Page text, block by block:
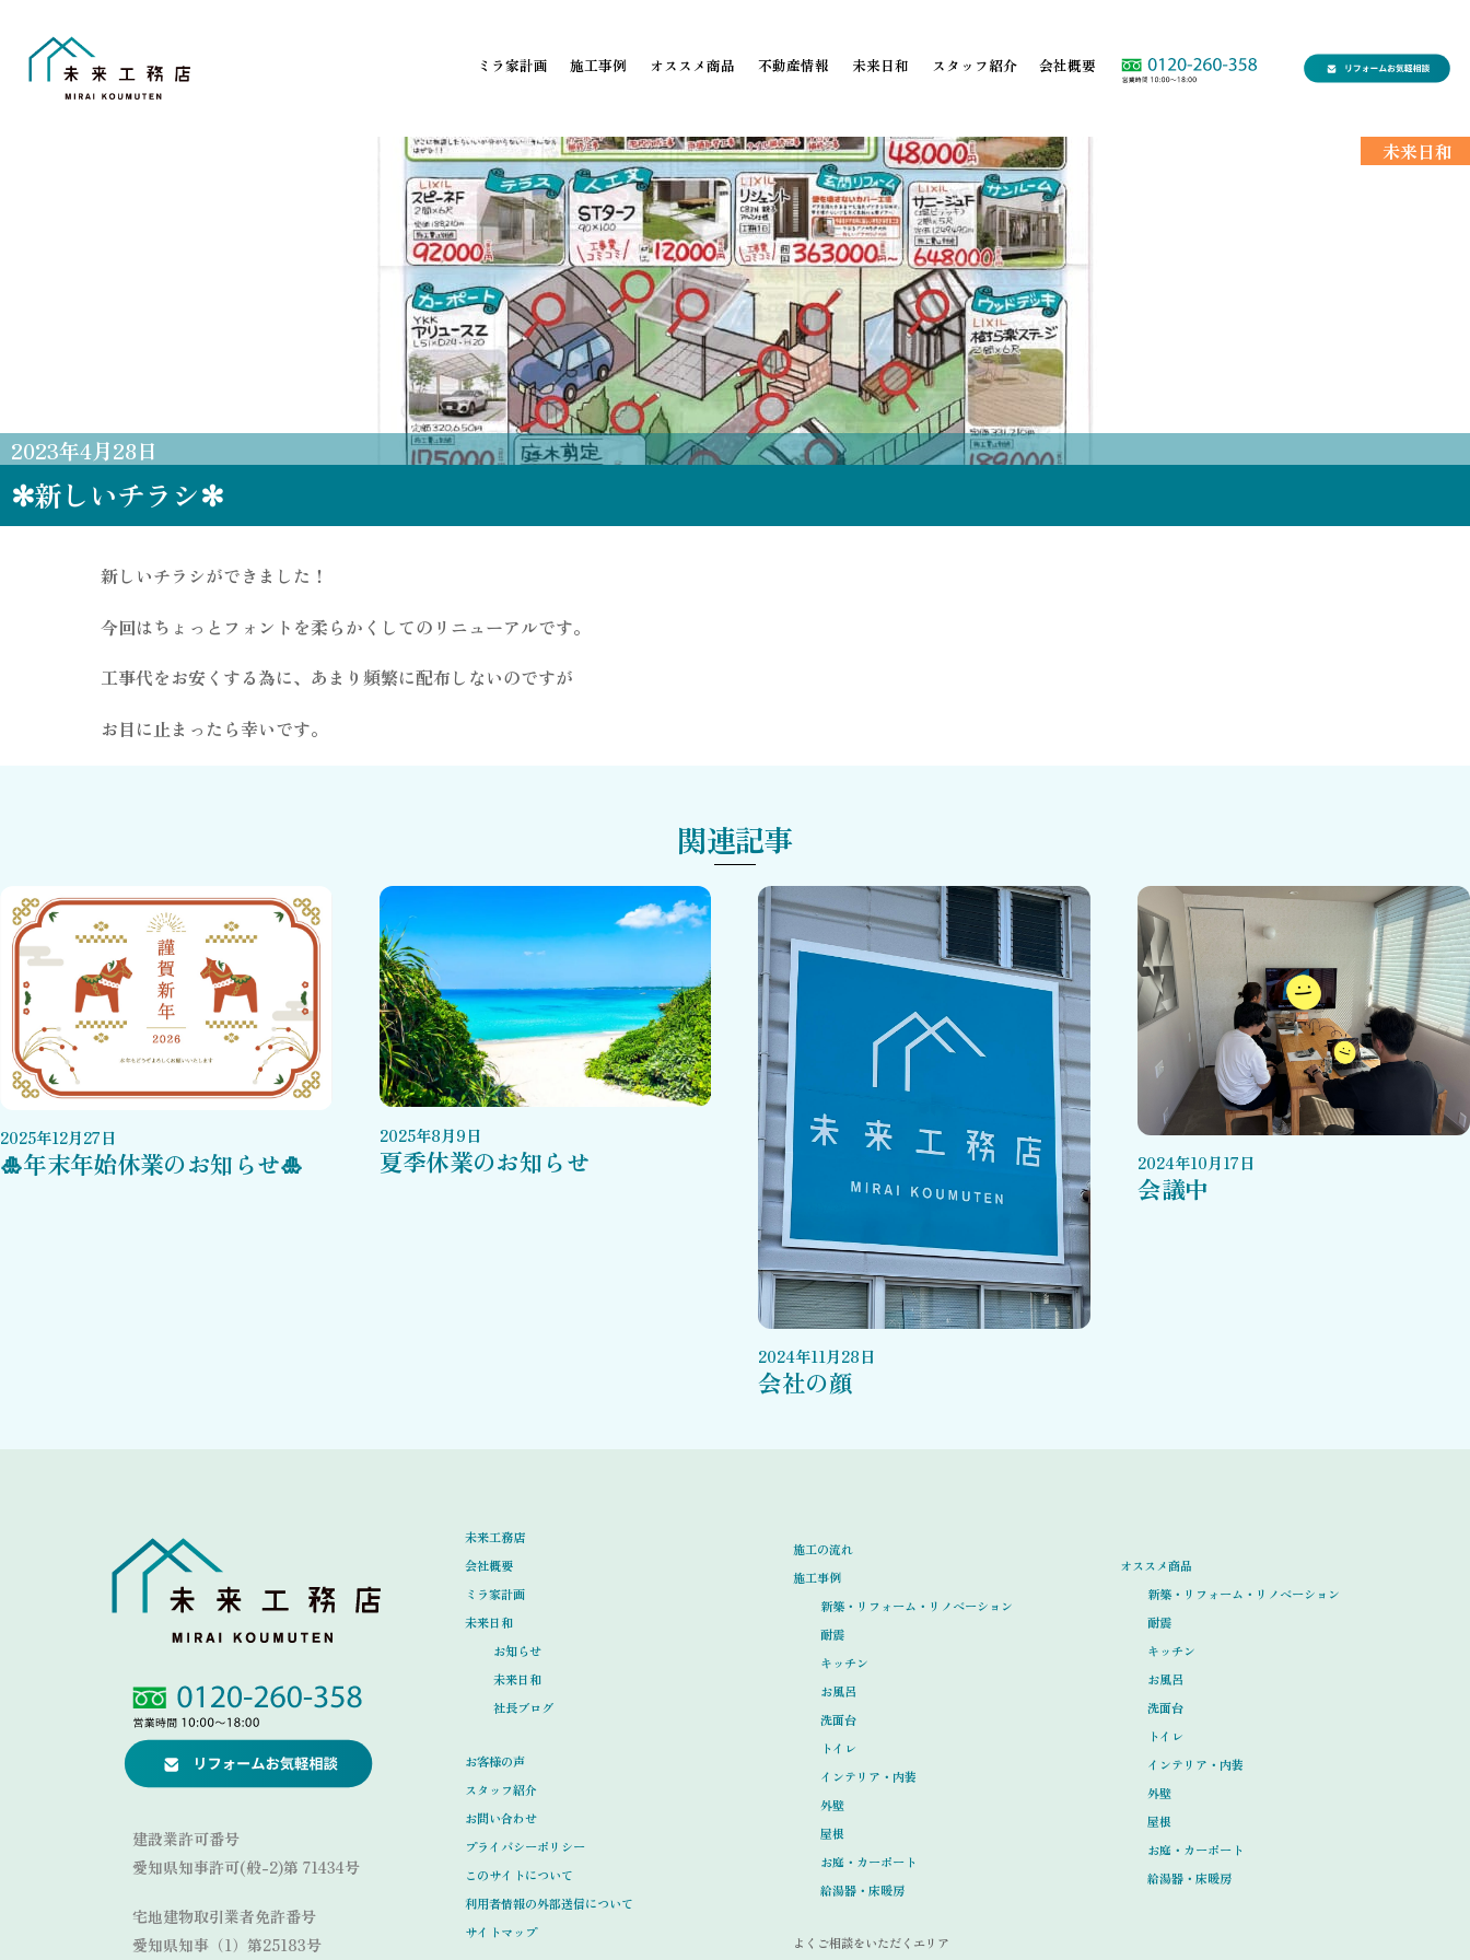
ミラ家計画 施工事例 オススメ商品 不動産情報 未来日和 スタッフ紹介 会社概要
未来日和
2023年4月28日
✻新しいチラシ✻
新しいチラシができました！
今回はちょっとフォントを柔らかくしてのリニューアルです。
工事代をお安くする為に、あまり頻繁に配布しないのですが
お目に止まったら幸いです。
関連記事
2025年12月27日
🎍年末年始休業のお知らせ🎍
2025年8月9日
夏季休業のお知らせ
2024年11月28日
会社の顔
2024年10月17日
会議中
Link
Link
建設業許可番号
愛知県知事許可(般-2)第 71434号
宅地建物取引業者免許番号
愛知県知事（1）第25183号
未来工務店
会社概要
ミラ家計画
未来日和
お知らせ
未来日和
社長ブログ
お客様の声
スタッフ紹介
お問い合わせ
プライバシーポリシー
このサイトについて
利用者情報の外部送信について
サイトマップ
施工の流れ
施工事例
新築・リフォーム・リノベーション
耐震
キッチン
お風呂
洗面台
トイレ
インテリア・内装
外壁
屋根
お庭・カーポート
給湯器・床暖房
よくご相談をいただくエリア
オススメ商品
新築・リフォーム・リノベーション
耐震
キッチン
お風呂
洗面台
トイレ
インテリア・内装
外壁
屋根
お庭・カーポート
給湯器・床暖房